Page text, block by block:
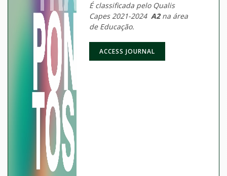
É classificada pelo Qualis
Capes 2021-2024A2na área
de Educação.
ACCESS JOURNAL